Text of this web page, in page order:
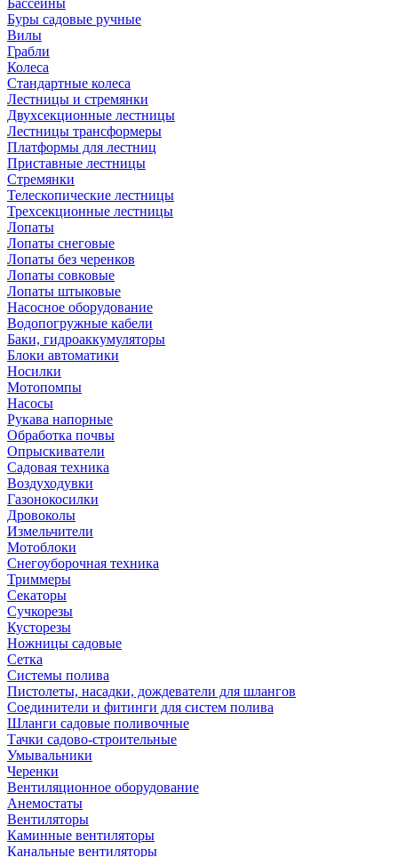
Бассейны
Буры садовые ручные
Вилы
Грабли
Колеса
Стандартные колеса
Лестницы и стремянки
Двухсекционные лестницы
Лестницы трансформеры
Платформы для лестниц
Приставные лестницы
Стремянки
Телескопические лестницы
Трехсекционные лестницы
Лопаты
Лопаты снеговые
Лопаты без черенков
Лопаты совковые
Лопаты штыковые
Насосное оборудование
Водопогружные кабели
Баки, гидроаккумуляторы
Блоки автоматики
Носилки
Мотопомпы
Насосы
Рукава напорные
Обработка почвы
Опрыскиватели
Садовая техника
Воздуходувки
Газонокосилки
Дровоколы
Измельчители
Мотоблоки
Снегоуборочная техника
Триммеры
Секаторы
Сучкорезы
Кусторезы
Ножницы садовые
Сетка
Системы полива
Пистолеты, насадки, дождеватели для шлангов
Соединители и фитинги для систем полива
Шланги садовые поливочные
Тачки садово-строительные
Умывальники
Черенки
Вентиляционное оборудование
Анемостаты
Вентиляторы
Каминные вентиляторы
Канальные вентиляторы